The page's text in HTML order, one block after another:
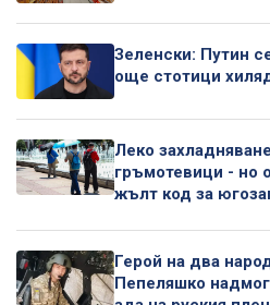
Зеленски: Путин
още стотици
Леко
гръмотевици - но
жълт код за
Герой на два
Пепеляшко